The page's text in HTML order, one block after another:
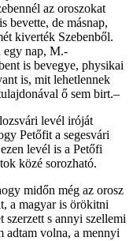
az oroszokat
bevette, de másnap,
kiverték Szebenből.
egy nap, M.-
is bevegye, physikai
is, mit lehetlennek
ő sem birt.–
levél iróját
Petőfit a segesvári
levél is a Petőfi
közé sorozható.
midőn még az orosz
a magyar is örökitni
s annyi szellemi
adtam volna, a mennyi